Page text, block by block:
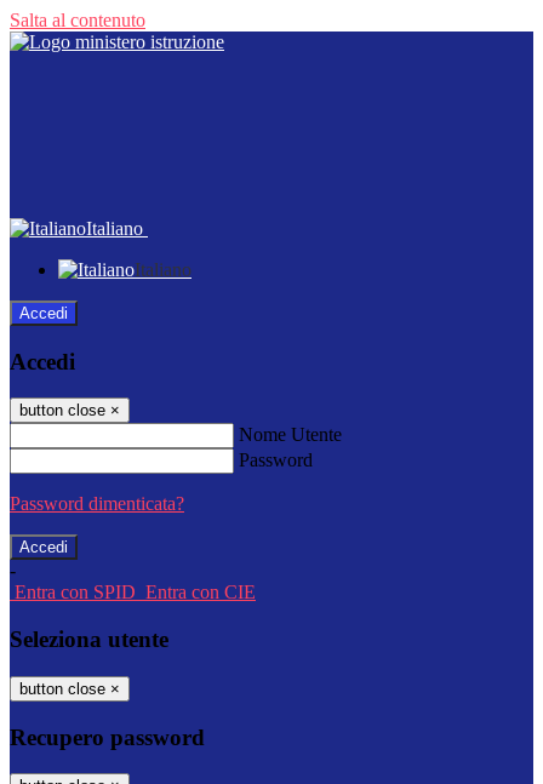
Salta al contenuto
Italiano
Italiano
Accedi
Accedi
button close ×
Nome Utente
Password
Password dimenticata?
-
Entra con SPID Entra con CIE
Seleziona utente
button close ×
Recupero password